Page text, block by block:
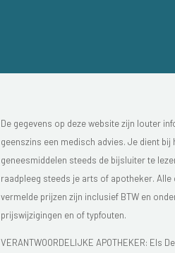
De gegevens op deze website zijn louter
geenszins een medisch advies. Je dient bij
geneesmiddelen steeds de bijsluiter te
raadpleeg steeds je arts of apotheker. Alle
vermelde prijzen zijn inclusief BTW en
prijswijzigingen en of typfouten.
VERANTWOORDELIJKE APOTHEKER: Els